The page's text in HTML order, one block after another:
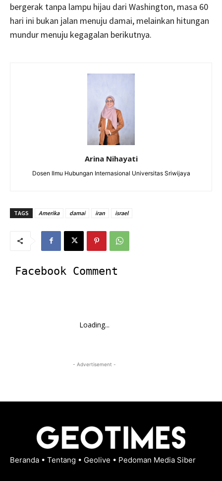
bergerak tanpa lampu hijau dari Washington, masa 60
hari ini bukan jalan menuju damai, melainkan hitungan
mundur menuju kegagalan berikutnya.
Arina Nihayati
Dosen Ilmu Hubungan Internasional Universitas Sriwijaya
TAGS Amerika damai iran israel
Facebook Comment
Loading...
- Advertisement -
Beranda • Tentang • Geolive • Pedoman Media Siber